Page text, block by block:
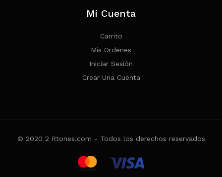
Mi Cuenta
Carrito
Mis Ordenes
Iniciar Sesión
Crear Una Cuenta
© 2020 2 Rtones.com - Todos los derechos reservados